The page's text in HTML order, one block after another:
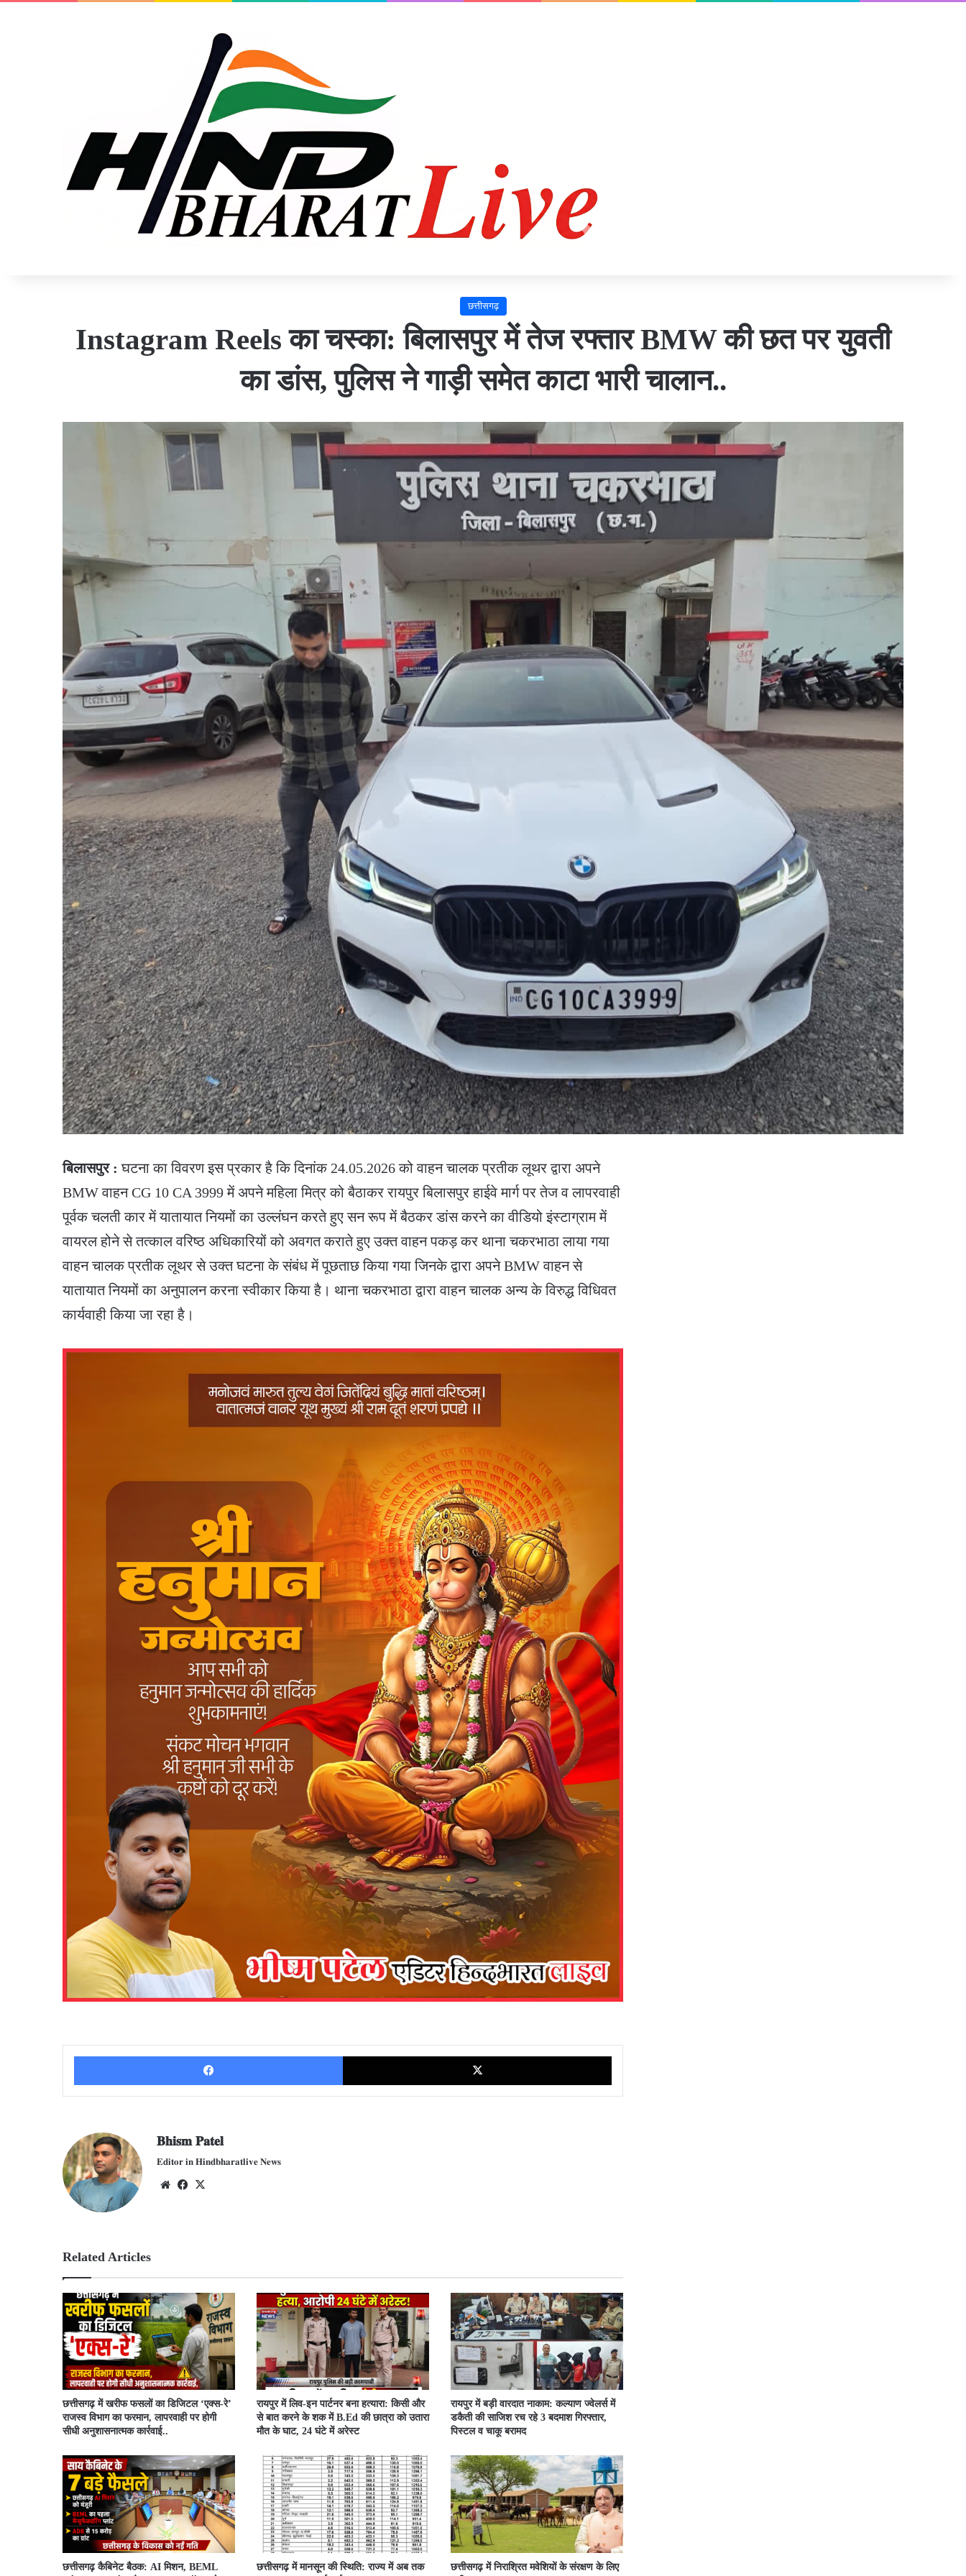
छत्तीसगढ़
Instagram Reels का चस्का: बिलासपुर में तेज रफ्तार BMW की छत पर युवती
का डांस, पुलिस ने गाड़ी समेत काटा भारी चालान..
बिलासपुर : घटना का विवरण इस प्रकार है कि दिनांक 24.05.2026 को वाहन चालक प्रतीक लूथर द्वारा अपने
BMW वाहन CG 10 CA 3999 में अपने महिला मित्र को बैठाकर रायपुर बिलासपुर हाईवे मार्ग पर तेज व लापरवाही
पूर्वक चलती कार में यातायात नियमों का उल्लंघन करते हुए सन रूप में बैठकर डांस करने का वीडियो इंस्टाग्राम में
वायरल होने से तत्काल वरिष्ठ अधिकारियों को अवगत कराते हुए उक्त वाहन पकड़ कर थाना चकरभाठा लाया गया
वाहन चालक प्रतीक लूथर से उक्त घटना के संबंध में पूछताछ किया गया जिनके द्वारा अपने BMW वाहन से
यातायात नियमों का अनुपालन करना स्वीकार किया है। थाना चकरभाठा द्वारा वाहन चालक अन्य के विरुद्ध विधिवत
कार्यवाही किया जा रहा है।
Facebook
𝐁𝐡𝐢𝐬𝐦 𝐏𝐚𝐭𝐞𝐥
𝐄𝐝𝐢𝐭𝐨𝐫 𝐢𝐧 𝐇𝐢𝐧𝐝𝐛𝐡𝐚𝐫𝐚𝐭𝐥𝐢𝐯𝐞 𝐍𝐞𝐰𝐬
We
Fac
Related Articles
​छत्तीसगढ़ में खरीफ फसलों का डिजिटल ‘एक्स-रे’
राजस्व विभाग का फरमान, लापरवाही पर होगी
सीधी अनुशासनात्मक कार्रवाई..
रायपुर में लिव-इन पार्टनर बना हत्यारा: किसी और
से बात करने के शक में B.Ed की छात्रा को उतारा
मौत के घाट, 24 घंटे में अरेस्ट
रायपुर में बड़ी वारदात नाकाम: कल्याण ज्वेलर्स में
डकैती की साजिश रच रहे 3 बदमाश गिरफ्तार,
पिस्टल व चाकू बरामद
छत्तीसगढ़ कैबिनेट बैठक: AI मिशन, BEML
छत्तीसगढ़ में मानसून की स्थिति: राज्य में अब तक
छत्तीसगढ़ में निराश्रित मवेशियों के संरक्षण के लिए